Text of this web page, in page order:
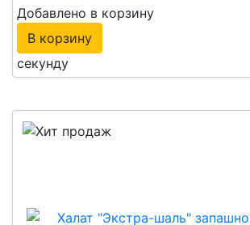
Добавлено в корзину
В корзину
секунду